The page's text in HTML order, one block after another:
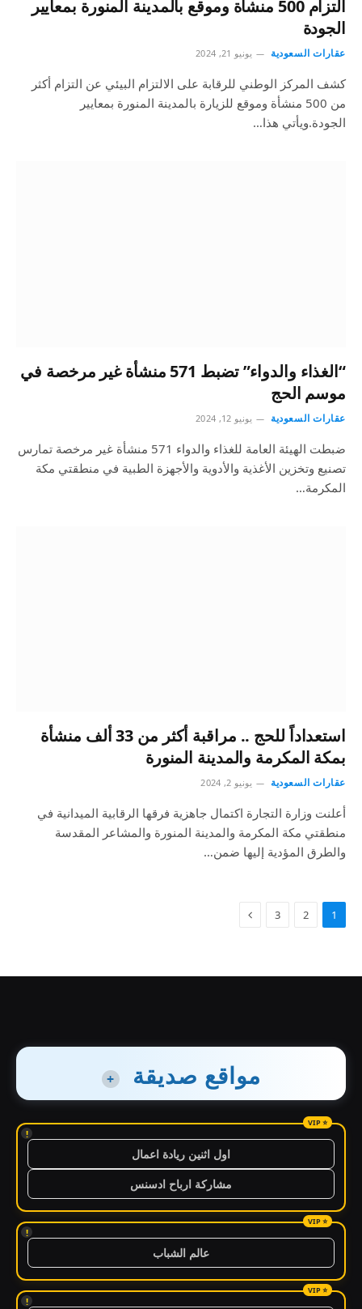
التزام 500 منشأة وموقع بالمدينة المنورة بمعايير
الجودة
عقارات السعودية يونيو 21, 2024
كشف المركز الوطني للرقابة على الالتزام البيئي عن التزام أكثر
من 500 منشأة وموقع للزيارة بالمدينة المنورة بمعايير
الجودة.ويأتي هذا…
“الغذاء والدواء” تضبط 571 منشأة غير مرخصة في
موسم الحج
عقارات السعودية يونيو 12, 2024
ضبطت الهيئة العامة للغذاء والدواء 571 منشأة غير مرخصة تمارس
تصنيع وتخزين الأغذية والأدوية والأجهزة الطبية في منطقتي مكة
المكرمة…
استعداداً للحج .. مراقبة أكثر من 33 ألف منشأة
بمكة المكرمة والمدينة المنورة
عقارات السعودية يونيو 2, 2024
أعلنت وزارة التجارة اكتمال جاهزية فرقها الرقابية الميدانية في
منطقتي مكة المكرمة والمدينة المنورة والمشاعر المقدسة
والطرق المؤدية إليها ضمن…
1
2
3
مواقع صديقة +
!
اول اثنين ريادة اعمال
مشاركة ارباح ادسنس
!
عالم الشباب
!